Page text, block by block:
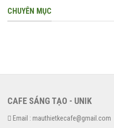
CHUYÊN MỤC
CAFE SÁNG TẠO - UNIK
Email : mauthietkecafe@gmail.com